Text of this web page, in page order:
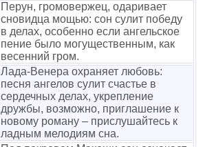
Перун, громовержец, одаривает
сновидца мощью: сон сулит победу
в делах, особенно если ангельское
пение было могущественным, как
весенний гром.
Лада-Венера охраняет любовь:
песня ангелов сулит счастье в
сердечных делах, укрепление
дружбы, возможно, приглашение к
новому роману – прислушайтесь к
ладным мелодиям сна.